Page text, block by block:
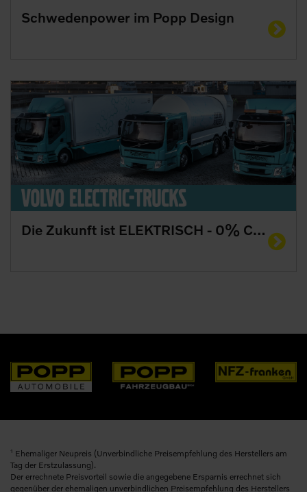
Schwedenpower im Popp Design
Die Zukunft ist ELEKTRISCH - 0% CO2 mit Volvo Trucks
1 Ehemaliger Neupreis (Unverbindliche Preisempfehlung des Herstellers am
Tag der Erstzulassung).
Der errechnete Preisvorteil sowie die angegebene Ersparnis errechnet sich
gegenüber der ehemaligen unverbindlichen Preisempfehlung des Herstellers